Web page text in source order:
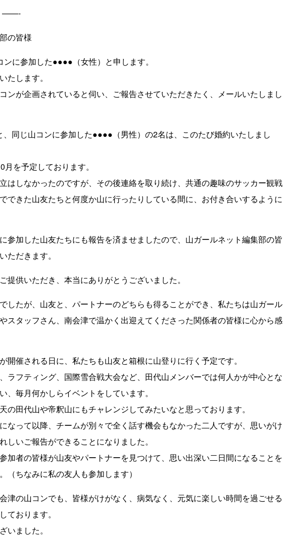
——-
の皆様
に参加した●●●●（女性）と申します。
たします。
ンが企画されていると伺い、ご報告させていただきたく、メールいたしまし
同じ山コンに参加した●●●●（男性）の2名は、このたび婚約いたしまし
を予定しております。
はしなかったのですが、その後連絡を取り続け、共通の趣味のサッカー観戦
できた山友たちと何度か山に行ったりしている間に、お付き合いするように
参加した山友たちにも報告を済ませましたので、山ガールネット編集部の皆
ただきます。
提供いただき、本当にありがとうございました。
したが、山友と、パートナーのどちらも得ることができ、私たちは山ガール
スタッフさん、南会津で温かく出迎えてくださった関係者の皆様に心から感
開催される日に、私たちも山友と箱根に山登りに行く予定です。
ラフティング、国際雪合戦大会など、田代山メンバーでは何人かが中心とな
、毎月何かしらイベントをしています。
の田代山や帝釈山にもチャレンジしてみたいなと思っております。
なって以降、チームが別々で全く話す機会もなかった二人ですが、思いがけ
しいご報告ができることになりました。
加者の皆様が山友やパートナーを見つけて、思い出深い二日間になることを
（ちなみに私の友人も参加します）
津の山コンでも、皆様がけがなく、病気なく、元気に楽しい時間を過ごせる
ております。
いました。